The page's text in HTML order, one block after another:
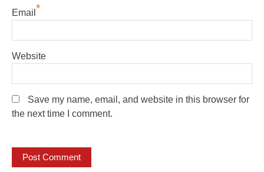
Email *
Website
Save my name, email, and website in this browser for
the next time I comment.